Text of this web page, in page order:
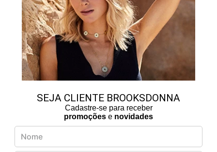
SEJA CLIENTE BROOKSDONNA
Cadastre-se para receber
promoções e novidades